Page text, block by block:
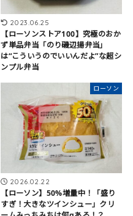
2023.06.25
【ローソンストア100】究極のおか
ず単品弁当「のり磯辺揚弁当」
は“こういうのでいいんだよ”な超シ
ンプル弁当
ローソン
2026.02.22
【ローソン】50%増量中！「盛り
すぎ！大きなツインシュー」クリ